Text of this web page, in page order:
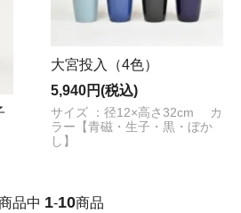
大宮投入（4色）
5,940円(税込)
サイズ ：径12×高さ32cm カ
ラー【青磁・生子・黒・ぼか
し】
品中 1-10商品